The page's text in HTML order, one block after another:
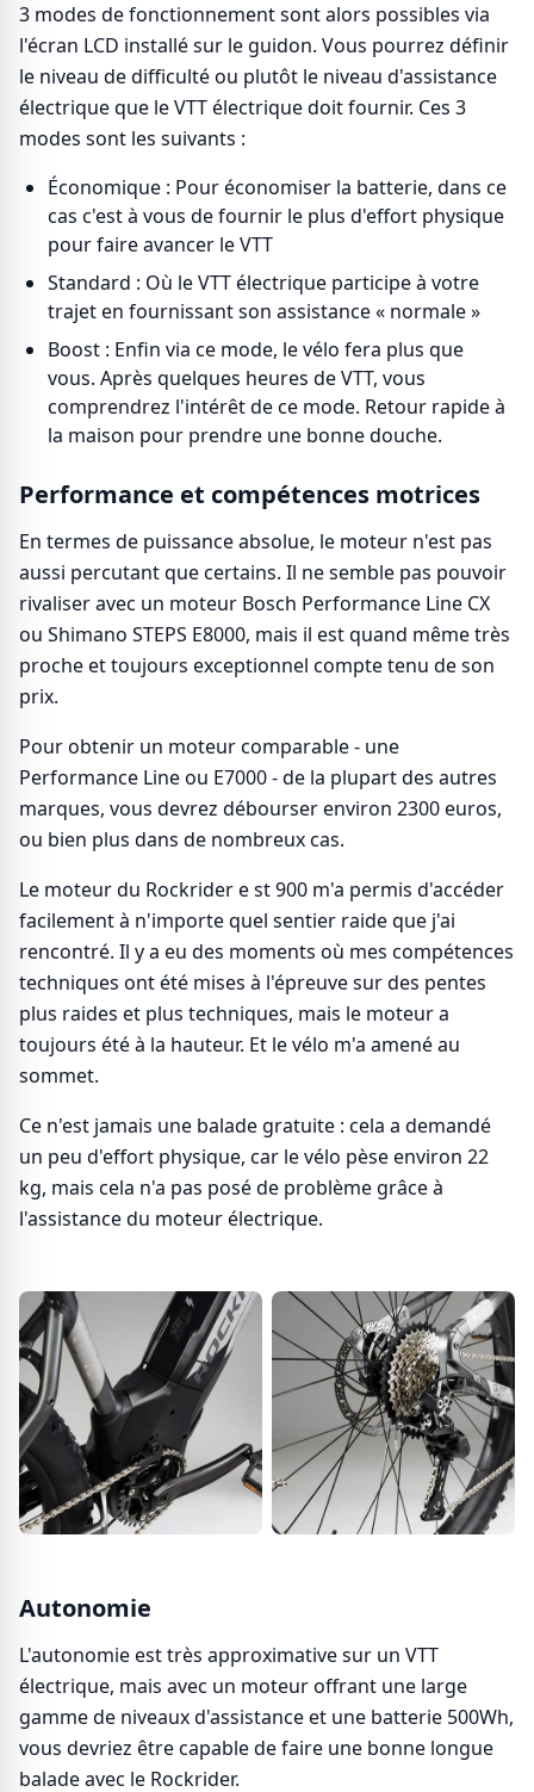
3 modes de fonctionnement sont alors possibles via
l'écran LCD installé sur le guidon. Vous pourrez définir
le niveau de difficulté ou plutôt le niveau d'assistance
électrique que le VTT électrique doit fournir. Ces 3
modes sont les suivants :
Économique : Pour économiser la batterie, dans ce
cas c'est à vous de fournir le plus d'effort physique
pour faire avancer le VTT
Standard : Où le VTT électrique participe à votre
trajet en fournissant son assistance « normale »
Boost : Enfin via ce mode, le vélo fera plus que
vous. Après quelques heures de VTT, vous
comprendrez l'intérêt de ce mode. Retour rapide à
la maison pour prendre une bonne douche.
Performance et compétences motrices
En termes de puissance absolue, le moteur n'est pas
aussi percutant que certains. Il ne semble pas pouvoir
rivaliser avec un moteur Bosch Performance Line CX
ou Shimano STEPS E8000, mais il est quand même très
proche et toujours exceptionnel compte tenu de son
prix.
Pour obtenir un moteur comparable - une
Performance Line ou E7000 - de la plupart des autres
marques, vous devrez débourser environ 2300 euros,
ou bien plus dans de nombreux cas.
Le moteur du Rockrider e st 900 m'a permis d'accéder
facilement à n'importe quel sentier raide que j'ai
rencontré. Il y a eu des moments où mes compétences
techniques ont été mises à l'épreuve sur des pentes
plus raides et plus techniques, mais le moteur a
toujours été à la hauteur. Et le vélo m'a amené au
sommet.
Ce n'est jamais une balade gratuite : cela a demandé
un peu d'effort physique, car le vélo pèse environ 22
kg, mais cela n'a pas posé de problème grâce à
l'assistance du moteur électrique.
Autonomie
L'autonomie est très approximative sur un VTT
électrique, mais avec un moteur offrant une large
gamme de niveaux d'assistance et une batterie 500Wh,
vous devriez être capable de faire une bonne longue
balade avec le Rockrider.